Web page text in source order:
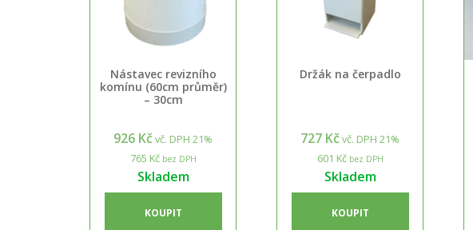
Nástavec revizního
komínu (60cm průměr)
– 30cm
926 Kčvč. DPH 21%
765 Kčbez DPH
Skladem
KOUPIT
Držák na čerpadlo
727 Kčvč. DPH 21%
601 Kčbez DPH
Skladem
KOUPIT